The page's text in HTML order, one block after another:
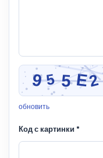
обновить
Код с картинки *